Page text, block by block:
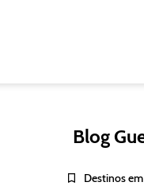
Blog
Destinos